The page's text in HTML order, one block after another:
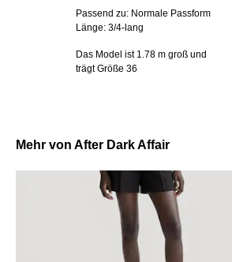
Passend zu: Normale Passform
Länge: 3/4-lang
Das Model ist 1.78 m groß und
trägt Größe 36
Mehr von After Dark Affair